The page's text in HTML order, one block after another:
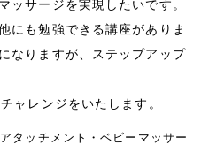
ッサージを実現したいです。
にも勉強できる講座がありま
なりますが、ステップアップ
ャレンジをいたします。
タッチメント・ベビーマッサー